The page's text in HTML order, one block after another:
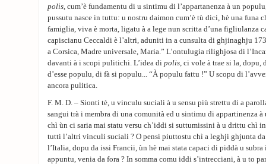
polis, cum’è fundamentu di u sintimu di l’appartanenza à un
pussutu nasce in tuttu: u nostru daimon cum’è tù dici, hè una funa
famiglia, viva è morta, ligatu à a lege nun scritta d’una figliulanza
capiscianu Ceccaldi è l’altri, aduniti in a cunsulta di ghjinaghju
a Corsica, Madre universale, Maria.” L’ontulugia rilighjosa di
davanti à i scopi pulitichi. L’idea di polis, ci vole à trae si la,
d’esse populu, di fà si populu... “À populu fattu !” U scopu di
ancora pulitica.
F. M. D. – Sionti tè, u vinculu suciali à u sensu più strettu di a
sangui trà i membra di una comunità ed u sintimu di appartinenza
chì ùn ci saria mai statu versu ch’iddi si suttumissini à u drittu chì
tutti l’altri vinculi suciali ? O pensi piuttostu chì a leghji ghjunta
l’Italia, dopu da issi Francii, ùn hè mai stata capaci di piddà u
appuntu, venia da fora ? In somma comu iddi s’intrecciani, à u to